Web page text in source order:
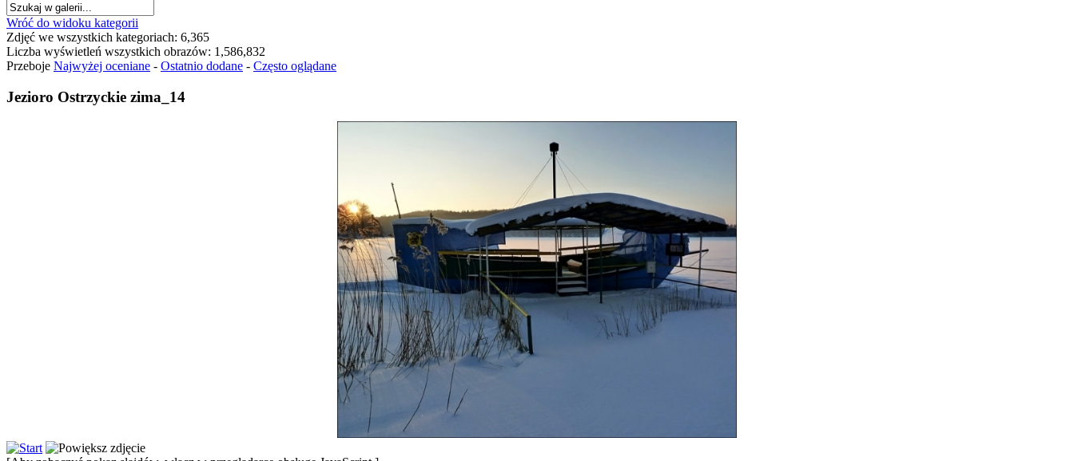
Wróć do widoku kategorii
Zdjęć we wszystkich kategoriach: 6,365
Liczba wyświetleń wszystkich obrazów: 1,586,832
Przeboje Najwyżej oceniane - Ostatnio dodane - Często oglądane
Jezioro Ostrzyckie zima_14